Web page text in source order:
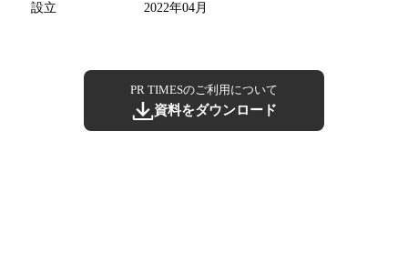
設立
2022年04月
PR TIMESのご利用について
資料をダウンロード